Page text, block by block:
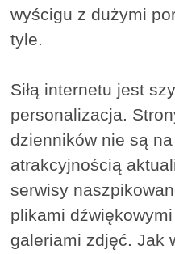
wyścigu z dużymi
tyle.
Siłą internetu jest
personalizacja.
dzienników nie są
atrakcyjnością
serwisy
plikami
galeriami zdjęć. Jak